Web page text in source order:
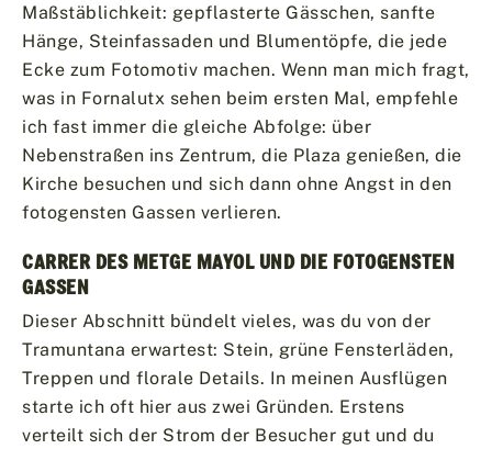
Maßstäblichkeit: gepflasterte Gässchen, sanfte
Hänge, Steinfassaden und Blumentöpfe, die jede
Ecke zum Fotomotiv machen. Wenn man mich fragt,
was in Fornalutx sehen beim ersten Mal, empfehle
ich fast immer die gleiche Abfolge: über
Nebenstraßen ins Zentrum, die Plaza genießen, die
Kirche besuchen und sich dann ohne Angst in den
fotogensten Gassen verlieren.
CARRER DES METGE MAYOL UND DIE FOTOGENSTEN
GASSEN
Dieser Abschnitt bündelt vieles, was du von der
Tramuntana erwartest: Stein, grüne Fensterläden,
Treppen und florale Details. In meinen Ausflügen
starte ich oft hier aus zwei Gründen. Erstens
verteilt sich der Strom der Besucher gut und du